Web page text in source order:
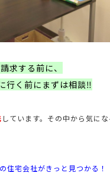
求する前に、
行く前にまずは相談‼
しています。 その中から気に
住宅会社がきっと見つかる！